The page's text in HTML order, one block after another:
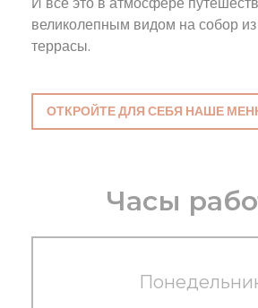
великолепным видом на собор
террасы.
ОТКРОЙТЕ ДЛЯ СЕБЯ НАШЕ
Часы